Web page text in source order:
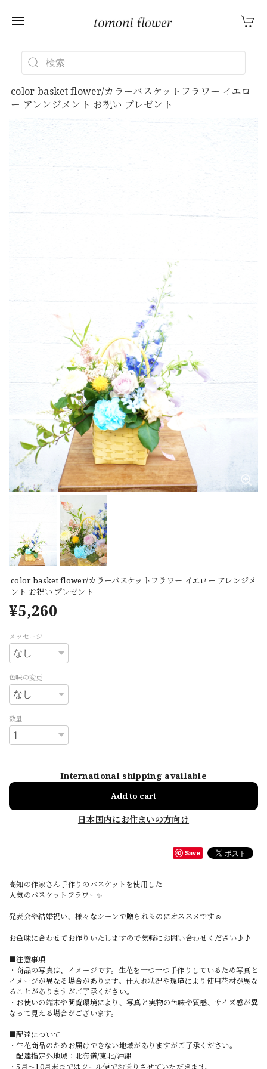
color basket flower/カラーバスケットフラワー イエロ
ー アレンジメント お祝い プレゼント
color basket flower/カラーバスケットフラワー イエロー アレンジメ
ント お祝い プレゼント
¥5,260
メッセージ
色味の変更
数量
International shipping available
Add to cart
日本国内にお住まいの方向け
Save
高知の作家さん手作りのバスケットを使用した
人気のバスケットフラワー✨
発表会や結婚祝い、様々なシーンで贈られるのにオススメです☺️
お色味に合わせてお作りいたしますので気軽にお問い合わせください♪♪
■注意事項
・商品の写真は、イメージです。生花を一つ一つ手作りしているため写真と
イメージが異なる場合があります。仕入れ状況や環境により使用花材が異な
ることがありますがご了承ください。
・お使いの端末や閲覧環境により、写真と実物の色味や質感、サイズ感が異
なって見える場合がございます。
■配達について
・生花商品のためお届けできない地域がありますがご了承ください。
配達指定外地域；北海道/東北/沖縄